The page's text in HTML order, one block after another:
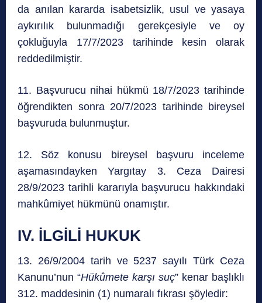
da anılan kararda isabetsizlik, usul ve yasaya
aykırılık bulunmadığı gerekçesiyle ve oy
çokluğuyla 17/7/2023 tarihinde kesin olarak
reddedilmiştir.
11. Başvurucu nihai hükmü 18/7/2023 tarihinde
öğrendikten sonra 20/7/2023 tarihinde bireysel
başvuruda bulunmuştur.
12. Söz konusu bireysel başvuru inceleme
aşamasındayken Yargıtay 3. Ceza Dairesi
28/9/2023 tarihli kararıyla başvurucu hakkındaki
mahkûmiyet hükmünü onamıştır.
IV. İLGİLİ HUKUK
13. 26/9/2004 tarih ve 5237 sayılı Türk Ceza
Kanunu’nun “Hükûmete karşı suç” kenar başlıklı
312. maddesinin (1) numaralı fıkrası şöyledir: